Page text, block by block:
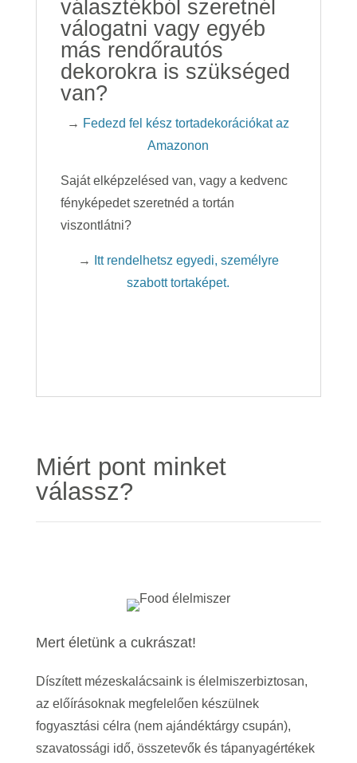
választékból szeretnél
válogatni vagy egyéb
más rendőrautós
dekorokra is szükséged
van?
→ Fedezd fel kész tortadekorációkat az
Amazonon
Saját elképzelésed van, vagy a kedvenc
fényképedet szeretnéd a tortán
viszontlátni?
→
Itt rendelhetsz egyedi, személyre
szabott tortaképet.
Miért pont minket
válassz?
Mert életünk a cukrászat!
Díszített mézeskalácsaink is élelmiszerbiztosan,
az előírásoknak megfelelően készülnek
fogyasztási célra (nem ajándéktárgy csupán),
szavatossági idő, összetevők és tápanyagértékek